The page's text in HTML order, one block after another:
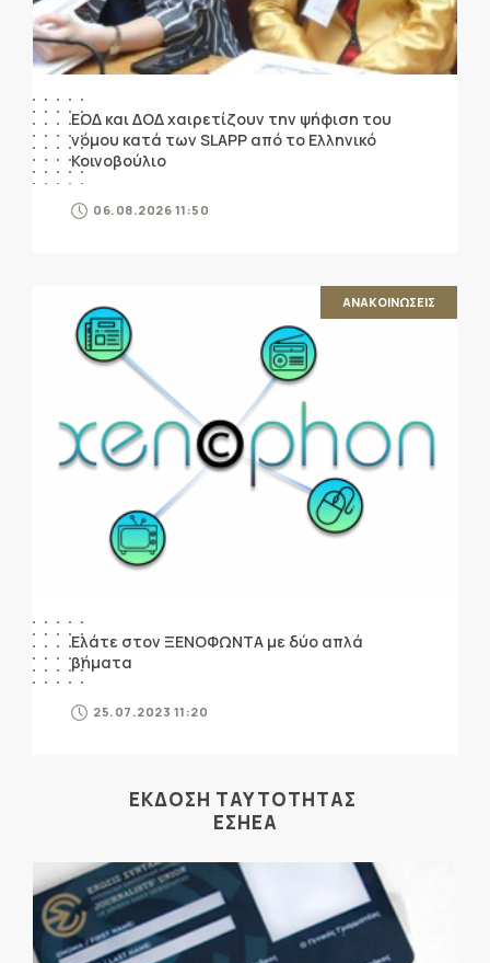
ΕΟΔ και ΔΟΔ χαιρετίζουν την ψήφιση του
νόμου κατά των SLAPP από το Ελληνικό
Κοινοβούλιο
06.08.2026 11:50
ΑΝΑΚΟΙΝΩΣΕΙΣ
Ελάτε στον ΞΕΝΟΦΩΝΤΑ με δύο απλά
βήματα
25.07.2023 11:20
ΕΚΔΟΣΗ ΤΑΥΤΟΤΗΤΑΣ
ΕΣΗΕΑ